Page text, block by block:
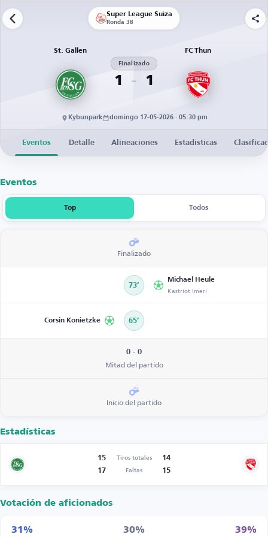
Super League Suiza
Ronda 38
St. Gallen
1
Finalizado
1
FC Thun
Kybunpark domingo 17-05-2026 · 05:30 pm
Eventos Detalle Alineaciones Estadísticas
Eventos
Top Todos
Finalizado
73’
Michael Heule
Kastriot Imeri
Corsin Konietzke 65’
0 - 0
Mitad del partido
Inicio del partido
Estadísticas
15 Tiros totales
14
17
Faltas 15
Votación de aficionados
31% 30% 39%